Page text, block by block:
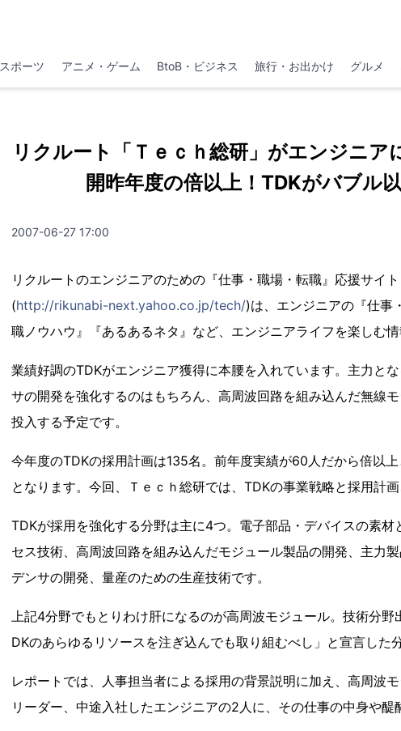
スポーツ アニメ・ゲーム BtoB・ビジネス 旅行・お出かけ グルメ
リクルート「Ｔｅｃｈ総研」がエンジニア
開昨年度の倍以上！TDKがバブル
2007-06-27 17:00
リクルートのエンジニアのための『仕事・職場・転職』応援サイ
(http://rikunabi-next.yahoo.co.jp/tech/)は、エンジニアの『仕事
職ノウハウ』『あるあるネタ』など、エンジニアライフを楽しむ情
業績好調のTDKがエンジニア獲得に本腰を入れています。主力と
サの開発を強化するのはもちろん、高周波回路を組み込んだ無線
投入する予定です。
今年度のTDKの採用計画は135名。前年度実績が60人だから倍以
となります。今回、Ｔｅｃｈ総研では、TDKの事業戦略と採用計
TDKが採用を強化する分野は主に4つ。電子部品・デバイスの素材
セス技術、高周波回路を組み込んだモジュール製品の開発、主力
デンサの開発、量産のための生産技術です。
上記4分野でもとりわけ肝になるのが高周波モジュール。技術分
DKのあらゆるリソースを注ぎ込んでも取り組むべし」と宣言した分
レポートでは、人事担当者による採用の背景説明に加え、高周波
リーダー、中途入社したエンジニアの2人に、その仕事の中身や醍